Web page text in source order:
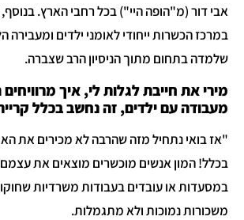
אבי דור (מ"הופה היי") בכל רחבי הארץ.
במרכז הכשרות ייחודי לאומני ילדים
שלמדה בתחום מתוך הניסיון הרב שצברה.
מירי את חייבת לגלות לי, איך
מעבודה עם ילדים, זה נחשב בכלל
"אז בואי נתחיל מזה שהרבה לא מכירים את
בכלל! המון אנשים מוכשרים מוצאים את
במסעדות או עובדים בעבודות משרדיות
משכורות נמוכות ולא מתגמלות.